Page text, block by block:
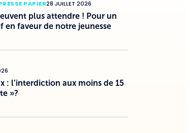
PAPIER28 JUILLET 2026
plus attendre ! Pour un
en faveur de notre jeunesse
: l’interdiction aux moins de 15
»?